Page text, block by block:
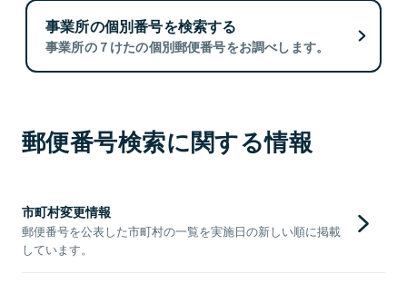
事業所の個別番号を検索する
事業所の７けたの個別郵便番号をお調べします。
郵便番号検索に関する情報
市町村変更情報
郵便番号を公表した市町村の一覧を実施日の新しい順に掲載
しています。